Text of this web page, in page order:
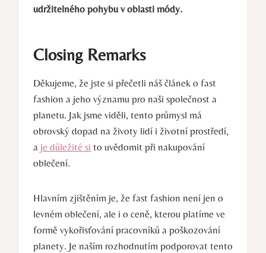
udržitelného pohybu v oblasti módy.
Closing Remarks
Děkujeme, že jste si přečetli náš článek o fast
fashion a jeho významu pro naši společnost a
planetu. Jak jsme viděli, tento průmysl má
obrovský dopad na životy lidí i životní prostředí,
a je důležité si to uvědomit při nakupování
oblečení.
Hlavním zjištěním je, že fast fashion není jen o
levném oblečení, ale i o ceně, kterou platíme ve
formě vykořisťování pracovníků a poškozování
planety. Je naším rozhodnutím podporovat tento